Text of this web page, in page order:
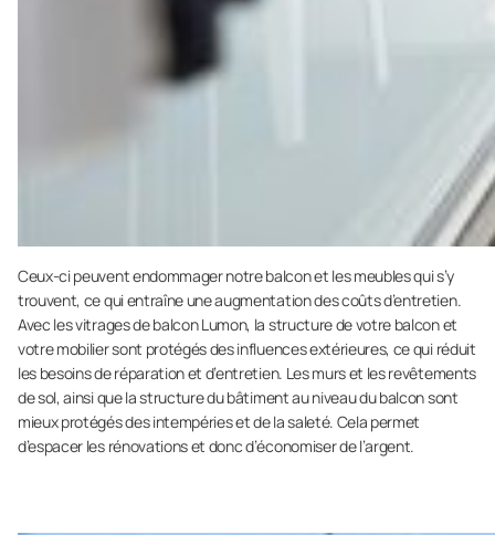
Ceux-ci peuvent endommager notre balcon et les meubles qui s’y
trouvent, ce qui entraîne une augmentation des coûts d’entretien.
Avec les vitrages de balcon Lumon, la structure de votre balcon et
votre mobilier sont protégés des influences extérieures, ce qui réduit
les besoins de réparation et d’entretien. Les murs et les revêtements
de sol, ainsi que la structure du bâtiment au niveau du balcon sont
mieux protégés des intempéries et de la saleté. Cela permet
d’espacer les rénovations et donc d’économiser de l’argent.